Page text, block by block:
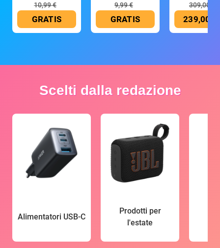
10,99 €
GRATIS
9,99 €
GRATIS
309,00 €
239,00 €
Scelti dalla redazione
Alimentatori USB-C
Prodotti per
l'estate